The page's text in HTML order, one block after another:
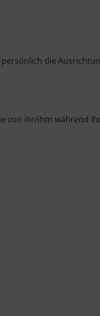
die
von ihr/ihm während